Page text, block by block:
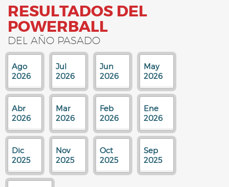
RESULTADOS DEL
POWERBALL
DEL AÑO PASADO
Ago
2026
Jul
2026
Jun
2026
May
2026
Abr
2026
Mar
2026
Feb
2026
Ene
2026
Dic
2025
Nov
2025
Oct
2025
Sep
2025